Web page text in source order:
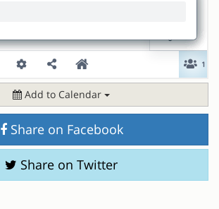
Add to Calendar
Share on Facebook
Share on Twitter